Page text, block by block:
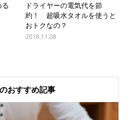
ドライヤーの電気代を節
約！ 超吸水タオルを使うと
おトクなの？
2018.11.08
おすすめ記事